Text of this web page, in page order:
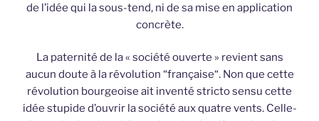
de l’idée qui la sous-tend, ni de sa mise en application
concrète.
La paternité de la « société ouverte » revient sans
aucun doute à la révolution “française“. Non que cette
révolution bourgeoise ait inventé stricto sensu cette
idée stupide d’ouvrir la société aux quatre vents. Celle-